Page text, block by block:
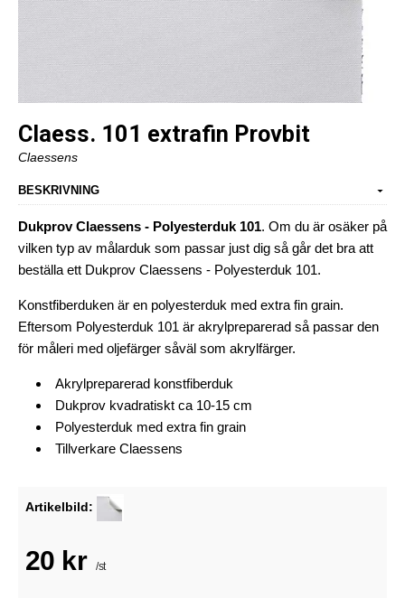
Claess. 101 extrafin Provbit
Claessens
BESKRIVNING
Dukprov Claessens - Polyesterduk 101. Om du är osäker på
vilken typ av målarduk som passar just dig så går det bra att
beställa ett Dukprov Claessens - Polyesterduk 101.
Konstfiberduken är en polyesterduk med extra fin grain.
Eftersom Polyesterduk 101 är akrylpreparerad så passar den
för måleri med oljefärger såväl som akrylfärger.
Akrylpreparerad konstfiberduk
Dukprov kvadratiskt ca 10-15 cm
Polyesterduk med extra fin grain
Tillverkare Claessens
Artikelbild:
20 kr /st